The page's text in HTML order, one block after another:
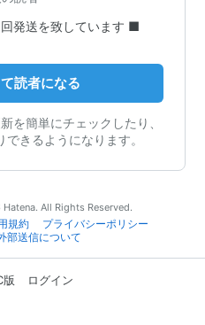
発送を致しています ■
読者になる
を簡単にチェックしたり、
きるようになります。
All Rights Reserved.
規約
プライバシーポリシー
部送信について
版 ログイン